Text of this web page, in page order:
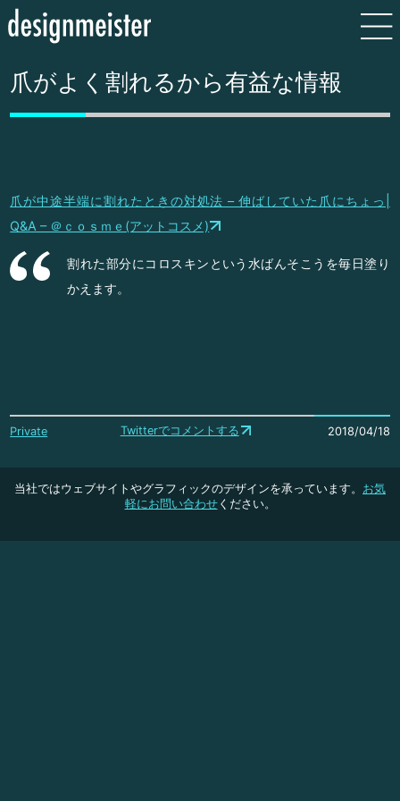
爪がよく割れるから有益な情報
爪が中途半端に割れたときの対処法 – 伸ばしていた爪にちょっ|
Q&A – ＠ｃｏｓｍｅ(アットコスメ)
割れた部分にコロスキンという水ばんそこうを毎日塗り
かえます。
Private Twitterでコメントする 2018/04/18
当社ではウェブサイトやグラフィックのデザインを承っています。 お気
軽にお問い合わせください。